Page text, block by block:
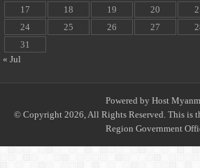
17
18 19 20
24
25 26 27
31
« Jul
Powered by Host
© Copyright 2026, All Rights Reserved. This is
Region Government